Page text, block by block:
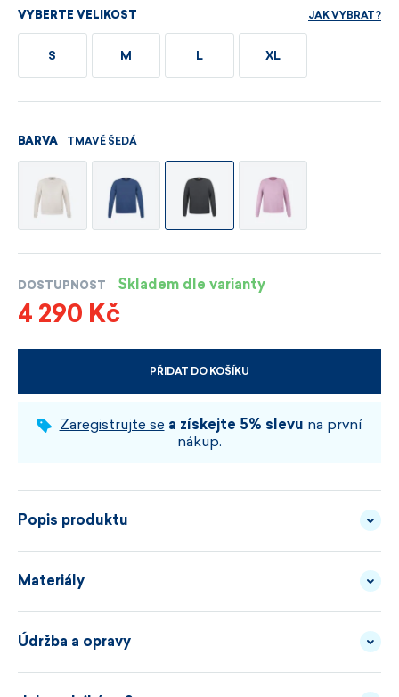
VYBERTE VELIKOST JAK VYBRAT?
S M L XL
BARVA TMAVĚ ŠEDÁ
DOSTUPNOST Skladem dle varianty
4 290 Kč
PŘIDAT DO KOŠÍKU
VYBERTE VELIKOST A BARVU
Zaregistrujte se a získejte 5% slevu na první
nákup.
Popis produktu
Tenhle svetr si nehraje na přísné linie.
KAMA 5061 má volnější dámský střih, výstřih do U a
originální plastický vzor, který dává jednobarevnému
Materiály
PŘÍZE - 100% MERINO
VLNA
Údržba a opravy